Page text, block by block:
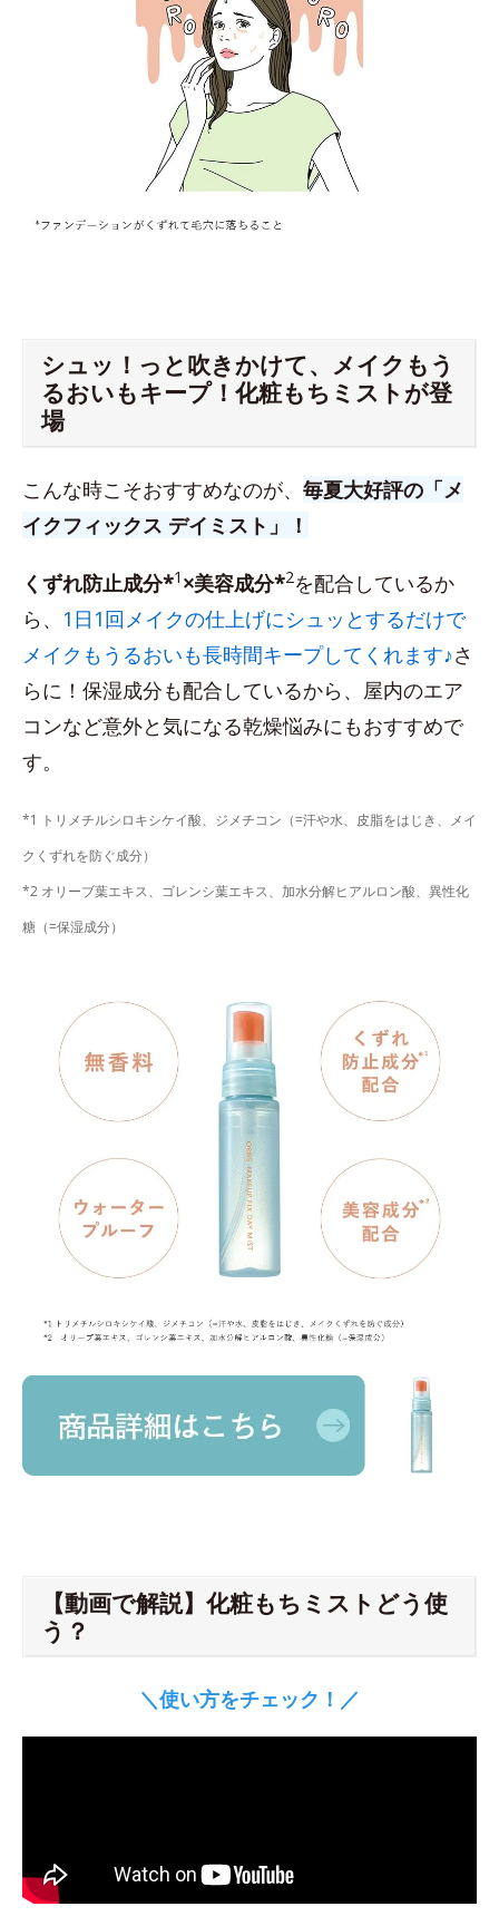
シュッ！っと吹きかけて、メイクもう
るおいもキープ！化粧もちミストが登
場
こんな時こそおすすめなのが、 毎夏大好評の「メ
イクフィックス デイミスト」！
くずれ防止成分*1 ×美容成分*2を配合しているか
ら、 1日1回メイクの仕上げにシュッとするだけで
メイクもうるおいも長時間キープしてくれます♪さ
らに！保湿成分も配合しているから、屋内のエア
コンなど意外と気になる乾燥悩みにもおすすめで
す。
*1 トリメチルシロキシケイ酸、ジメチコン（=汗や水、皮脂をはじき、メイ
クくずれを防ぐ成分）
*2 オリーブ葉エキス、ゴレンシ葉エキス、加水分解ヒアルロン酸、異性化
糖（=保湿成分）
【動画で解説】化粧もちミストどう使
う？
＼使い方をチェック！／